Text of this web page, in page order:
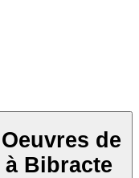
de
Bibracte